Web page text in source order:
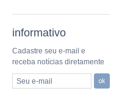
informativo
Cadastre seu e-mail e
receba notícias diretamente
Seu e-mail